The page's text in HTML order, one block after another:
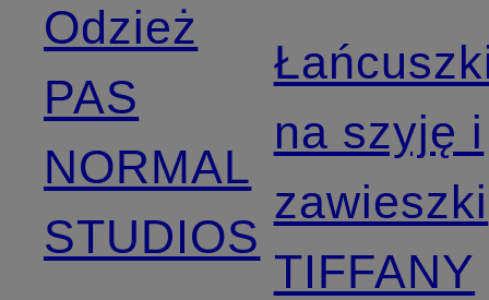
Odzież
PAS
NORMAL
STUDIOS
na szyję i
zawieszki
TIFFANY